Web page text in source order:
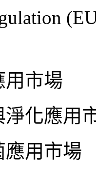
用市場
淨化應用
應用市場